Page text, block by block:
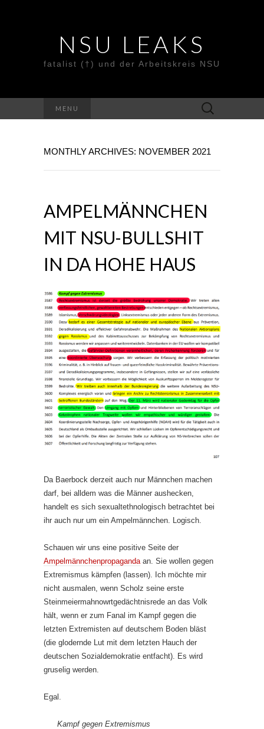
NSU LEAKS
fatalist (†) und der Arbeitskreis NSU
MENU
Suche
nach:
MONTHLY ARCHIVES: NOVEMBER 2021
AMPELMÄNNCHEN
MIT NSU-BULLSHIT
IN DA HOHE HAUS
Da Baerbock derzeit auch nur Männchen machen
darf, bei alldem was die Männer aushecken,
handelt es sich sexualtethnologisch betrachtet bei
ihr auch nur um ein Ampelmännchen. Logisch.
Schauen wir uns eine positive Seite der
Ampelmännchenpropaganda an. Sie wollen gegen
Extremismus kämpfen (lassen). Ich möchte mir
nicht ausmalen, wenn Scholz seine erste
Steinmeiermahnowrtgedächtnisrede an das Volk
hält, wenn er zum Fanal im Kampf gegen die
letzten Extremisten auf deutschem Boden bläst
(die glodernde Lut mit dem letzten Hauch der
deutschen Sozialdemokratie entfacht). Es wird
gruselig werden.
Egal.
Kampf gegen Extremismus